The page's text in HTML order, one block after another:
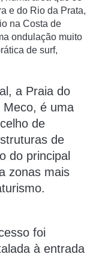
e do Rio da Prata,
na Costa de
ondulação muito
de surf,
a Praia do
Meco, é uma
de
de
do principal
zonas mais
foi
à entrada